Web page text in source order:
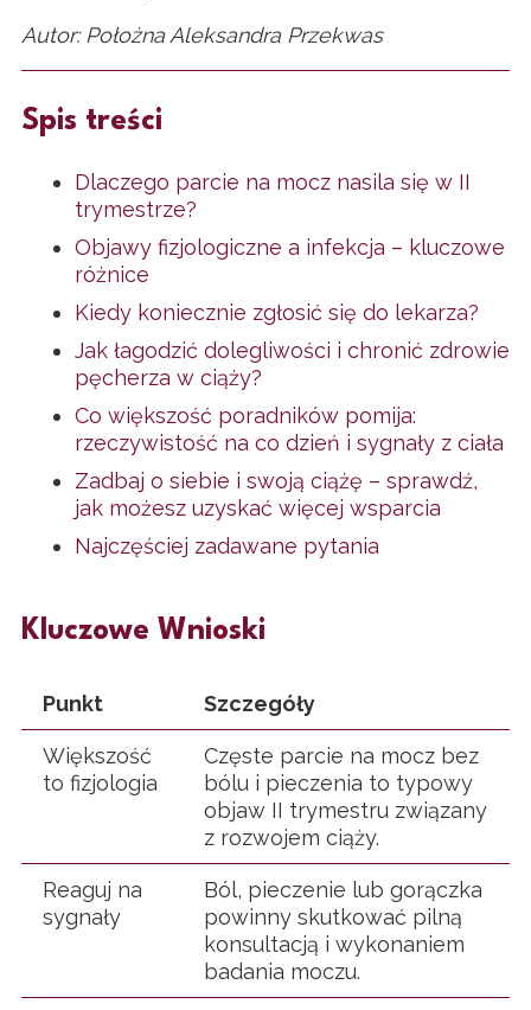
Autor: Położna Aleksandra Przekwas
Spis treści
Dlaczego parcie na mocz nasila się w II
trymestrze?
Objawy fizjologiczne a infekcja – kluczowe
różnice
Kiedy koniecznie zgłosić się do lekarza?
Jak łagodzić dolegliwości i chronić zdrowie
pęcherza w ciąży?
Co większość poradników pomija:
rzeczywistość na co dzień i sygnały z ciała
Zadbaj o siebie i swoją ciążę – sprawdź,
jak możesz uzyskać więcej wsparcia
Najczęściej zadawane pytania
Kluczowe Wnioski
Punkt Szczegóły
Większość
to fizjologia
Częste parcie na mocz bez
bólu i pieczenia to typowy
objaw II trymestru związany
z rozwojem ciąży.
Reaguj na
sygnały
Ból, pieczenie lub gorączka
powinny skutkować pilną
konsultacją i wykonaniem
badania moczu.